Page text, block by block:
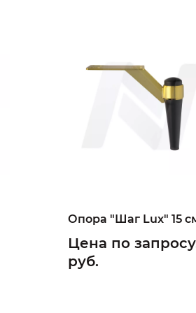
Опора "Шаг Lux" 15
Цена по
руб.